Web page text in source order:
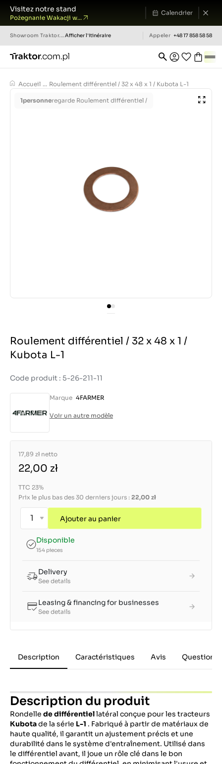
Visitez notre stand
Pożegnanie Wakacji w...
Calendrier
Showroom Traktor.com.pl Afficher l'itinéraire Appeler +48 17 858 58 58
Accueil ... Roulement différentiel / 32 x 48 x 1 / Kubota L-1
1personneregarde Roulement différentiel /
Roulement différentiel / 32 x 48 x 1 /
Kubota L-1
Code produit : 5-26-211-11
Marque 4FARMER
Voir un autre modèle
17,89 zł netto
22,00 zł
TTC 23%
Prix le plus bas des 30 derniers jours : 22,00 zł
Ajouter au panier
Disponible
154 pieces
Delivery
See details
Leasing & financing for businesses
See details
Description Caractéristiques Avis Questions
Description du produit
Rondelle de différentiellatéral conçue pour les tracteurs
Kubotade la série L-1 . Fabriqué à partir de matériaux de
haute qualité, il garantit un ajustement précis et une
durabilité dans le système d'entraînement. Utilisé dans
le différentiel avant, il joue un rôle clé dans le bon